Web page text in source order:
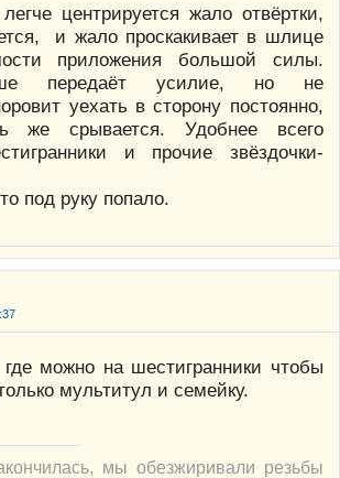
центрируется жало отвёртки,
и жало проскакивает в шлице
приложения большой силы.
передаёт усилие, но не
уехать в сторону постоянно,
же срывается. Удобнее всего
и прочие звёздочки-
под руку попало.
можно на шестигранники чтобы
мультитул и семейку.
мы обезжиривали резьбы